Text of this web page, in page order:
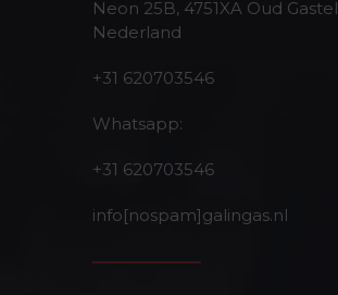
Neon 25B, 4751XA Oud Gastel
Nederland
+31 620703546
Whatsapp:
+31 620703546
info[nospam]galingas.nl